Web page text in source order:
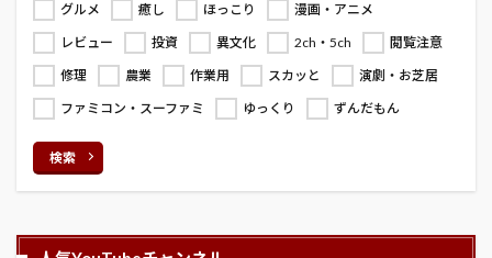
グルメ 癒し ほっこり
漫画・アニメ
レビュー
投資 異文化 2ch・5ch
閲覧注意
修理
農業 作業用 スカッと
演劇・お芝居
ファミコン・スーファミ
ゆっくり ずんだもん
検索